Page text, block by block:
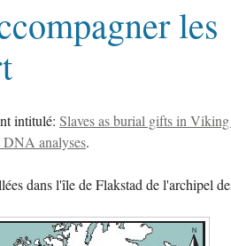
les
intitulé:Slaves as burial gifts in
DNA analyses.
dans l'île de Flakstad de l'archipel